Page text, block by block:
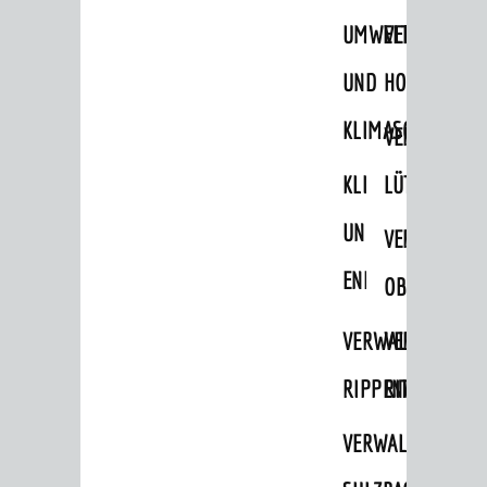
UMWELT-
UND
KLIMASCHUTZ
KLIMASCHUTZ
UND
RIPPENWEIER